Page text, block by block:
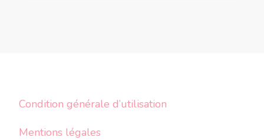
Condition générale d’utilisation
Mentions légales